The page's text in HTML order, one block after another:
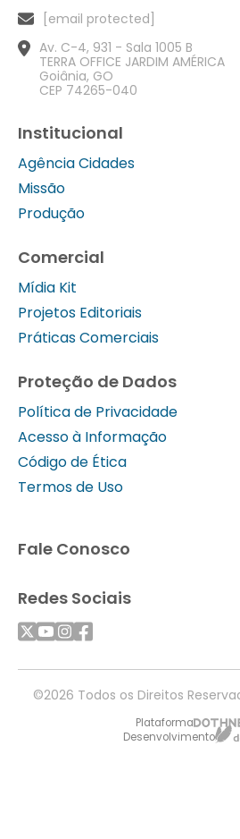
[email protected]
Av. C-4, 931 - Sala 1005 B
TERRA OFFICE JARDIM AMÉRICA
Goiânia, GO
CEP 74265-040
Institucional
Agência Cidades
Missão
Produção
Comercial
Mídia Kit
Projetos Editoriais
Práticas Comerciais
Proteção de Dados
Política de Privacidade
Acesso à Informação
Código de Ética
Termos de Uso
Fale Conosco
Redes Sociais
©2026 Todos os Direitos
Plataforma
Desenvolvimento